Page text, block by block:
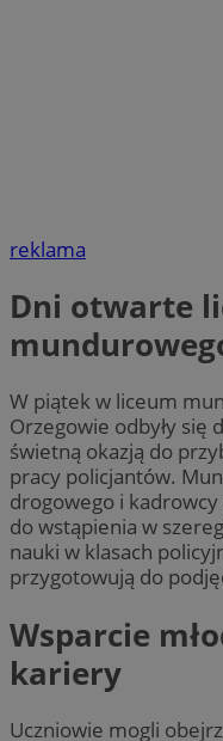
reklama
Dni otwarte
W piątek w liceum
Orzegowie odbyły się
świetną okazją do
pracy policjantów.
drogowego i
do wstąpienia w
nauki w klasach
przygotowują do
Wsparcie
kariery
Uczniowie mogli